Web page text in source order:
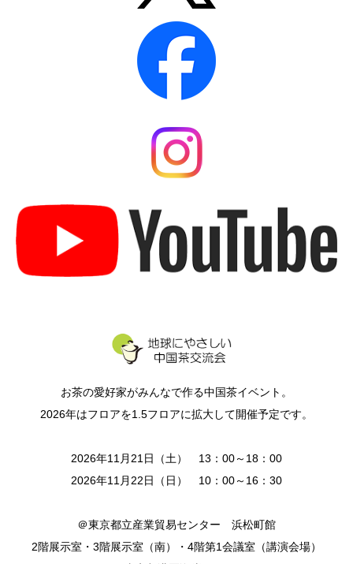
お茶の愛好家がみんなで作る中国茶イベント。
2026年はフロアを1.5フロアに拡大して開催予定です。
2026年11月21日（土） 13：00～18：00
2026年11月22日（日） 10：00～16：30
＠東京都立産業貿易センター 浜松町館
2階展示室・3階展示室（南）・4階第1会議室（講演会場）